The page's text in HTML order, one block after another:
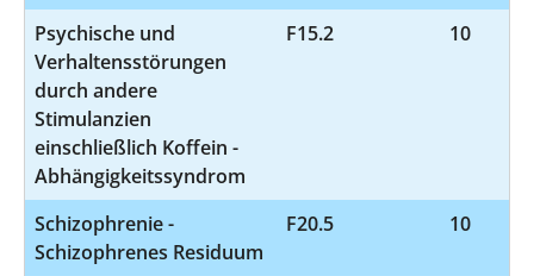
Psychische und
Verhaltensstörungen
durch andere
Stimulanzien
einschließlich Koffein -
Abhängigkeitssyndrom
F15.2 10
Schizophrenie -
Schizophrenes Residuum
F20.5 10